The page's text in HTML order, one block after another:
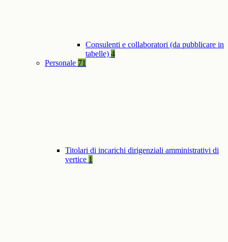
Consulenti e collaboratori (da pubblicare in
tabelle) 4
Personale 71
Titolari di incarichi dirigenziali amministrativi di
vertice 1